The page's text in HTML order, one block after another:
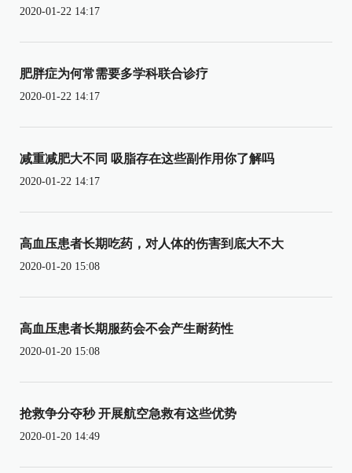
2020-01-22 14:17
肥胖症为何常需要多学科联合诊疗
2020-01-22 14:17
减重减肥大不同 吸脂存在这些副作用你了解吗
2020-01-22 14:17
高血压患者长期吃药，对人体的伤害到底大不大
2020-01-20 15:08
高血压患者长期服药会不会产生耐药性
2020-01-20 15:08
抢救争分夺秒 开展航空急救有这些优势
2020-01-20 14:49